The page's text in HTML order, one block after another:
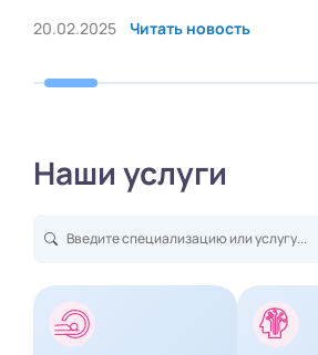
20.02.2025
Читать новость
Наши услуги